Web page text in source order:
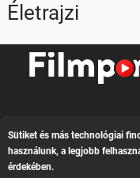
Életrajzi
Sütiket és más technológiai
használunk, a legjobb
érdekében.